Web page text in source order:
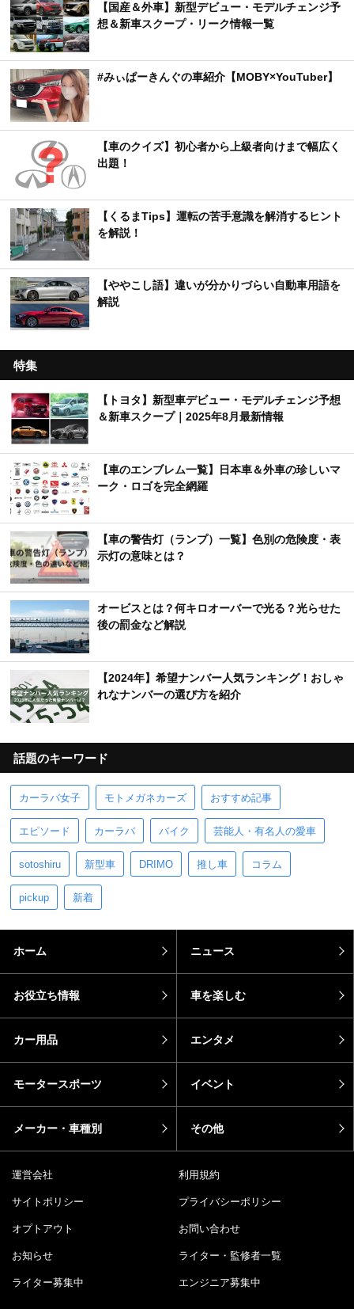
【国産＆外車】新型デビュー・モデルチェンジ予
想＆新車スクープ・リーク情報一覧
#みぃぱーきんぐの車紹介【MOBY×YouTuber】
【車のクイズ】初心者から上級者向けまで幅広く
出題！
【くるまTips】運転の苦手意識を解消するヒント
を解説！
【ややこし語】違いが分かりづらい自動車用語を
解説
特集
【トヨタ】新型車デビュー・モデルチェンジ予想
＆新車スクープ｜2025年8月最新情報
【車のエンブレム一覧】日本車＆外車の珍しいマ
ーク・ロゴを完全網羅
【車の警告灯（ランプ）一覧】色別の危険度・表
示灯の意味とは？
オービスとは？何キロオーバーで光る？光らせた
後の罰金など解説
【2024年】希望ナンバー人気ランキング！おしゃ
れなナンバーの選び方を紹介
話題のキーワード
カーラバ女子 モトメガネカーズ おすすめ記事
エピソード カーラバ バイク 芸能人・有名人の愛車
sotoshiru 新型車 DRIMO 推し車 コラム
pickup 新着
ホーム ニュース
お役立ち情報 車を楽しむ
カー用品 エンタメ
モータースポーツ イベント
メーカー・車種別 その他
運営会社 利用規約
サイトポリシー プライバシーポリシー
オプトアウト お問い合わせ
お知らせ ライター・監修者一覧
ライター募集中 エンジニア募集中